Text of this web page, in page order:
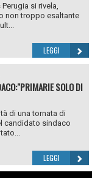
si rivela,
non troppo esaltante
LEGGI
SOLO DI
di una tornata di
candidato sindaco
LEGGI